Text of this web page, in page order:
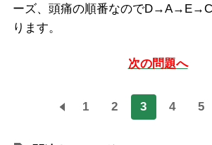
ーズ、頭痛の順番なので
ります。
次の問題へ
1 2 3 4 5